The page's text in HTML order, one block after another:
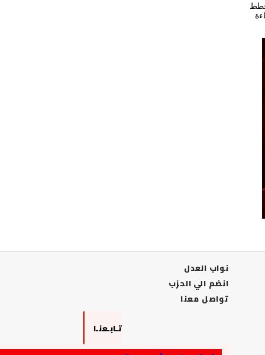
نواب العدل
انضم الي الحزب
تواصل معنا
تـابـعنـا